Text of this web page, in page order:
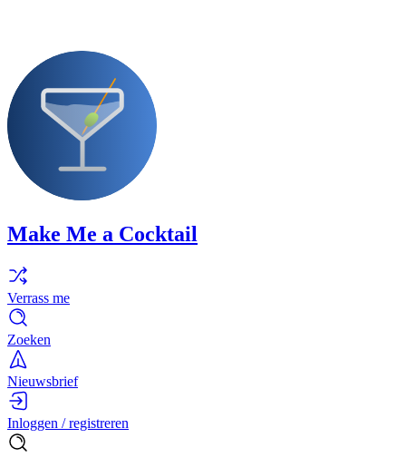
Make Me a Cocktail
Verrass me
Zoeken
Nieuwsbrief
Inloggen / registreren